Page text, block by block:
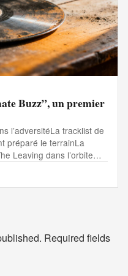
Buzz”, un premier
l’adversitéLa tracklist de
préparé le terrainLa
Leaving dans l’orbite…
Required fields